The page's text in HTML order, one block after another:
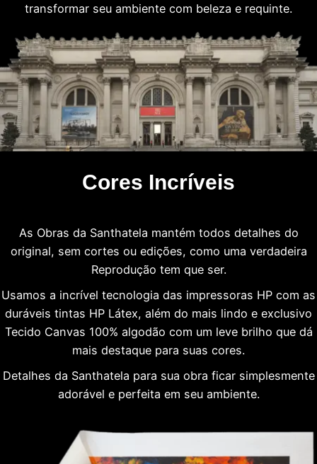
transformar seu ambiente com beleza e requinte.
Cores Incríveis
As Obras da Santhatela mantém todos detalhes do
original, sem cortes ou edições, como uma verdadeira
Reprodução tem que ser.
Usamos a incrível tecnologia das impressoras HP com as
duráveis tintas HP Látex, além do mais lindo e exclusivo
Tecido Canvas 100% algodão com um leve brilho que dá
mais destaque para suas cores.
Detalhes da Santhatela para sua obra ficar simplesmente
adorável e perfeita em seu ambiente.